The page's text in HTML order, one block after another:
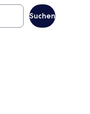
Suchen